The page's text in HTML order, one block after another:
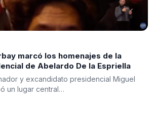
marcó los homenajes de la
de Abelardo De la Espriella
y excandidato presidencial Miguel
un lugar central…